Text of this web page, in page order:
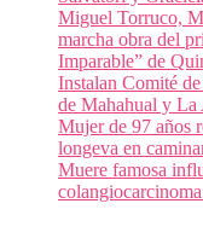
Miguel Torruco,
marcha obra del
Imparable” de
Instalan Comité
de Mahahual y La
Mujer de 97 años
longeva en
Muere famosa